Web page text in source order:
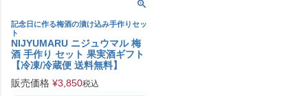
記念日に作る梅酒の漬け込み手作りセッ
ト
NIJYUMARU ニジュウマル 梅
酒 手作り セット 果実酒ギフト
【冷凍/冷蔵便 送料無料】
販売価格 ¥3,850税込